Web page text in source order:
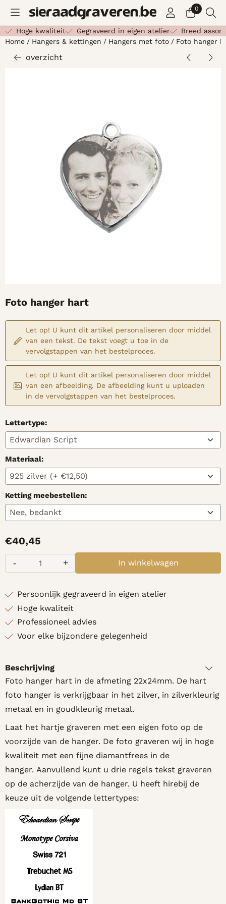
Cookievoorkeuren zijn beschikbaar. Kies instellingen of
0
Hoge kwaliteit Gegraveerd in eigen atelier
Breed
Home / Hangers & kettingen / Hangers met foto / Foto hanger
overzicht
Foto hanger hart
Let op! U kunt dit artikel personaliseren door middel
van een tekst. De tekst voegt u toe in de
vervolgstappen van het bestelproces.
Let op! U kunt dit artikel personaliseren door middel
van een afbeelding. De afbeelding kunt u uploaden
in de vervolgstappen van het bestelproces.
Lettertype:
Materiaal:
Ketting meebestellen:
€40,45
+
- In winkelwagen
Persoonlijk gegraveerd in eigen atelier
Hoge kwaliteit
Professioneel advies
Voor elke bijzondere gelegenheid
Beschrijving
Foto hanger hart in de afmeting 22x24mm. De hart
foto hanger is verkrijgbaar in het zilver, in zilverkleurig
metaal en in goudkleurig metaal.
Laat het hartje graveren met een eigen foto op de
voorzijde van de hanger. De foto graveren wij in hoge
kwaliteit met een fijne diamantfrees in de
hanger. Aanvullend kunt u drie regels tekst graveren
op de acherzijde van de hanger. U heeft hirebij de
keuze uit de volgende lettertypes: